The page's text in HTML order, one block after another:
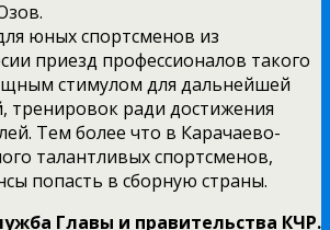
юных спортсменов из
приезд профессионалов такого
стимулом для дальнейшей
тренировок ради достижения
Тем более что в Карачаево-
талантливых спортсменов,
попасть в сборную страны.
Главы и правительства КЧР.